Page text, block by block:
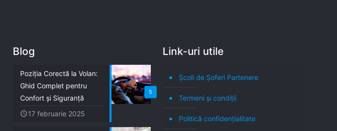
Blog
5
Poziția Corectă la Volan:
Ghid Complet pentru
Confort și Siguranță
17 februarie 2025
Link-uri utile
Școli de Șoferi Partenere
Termeni şi condiţii
Politică confidenţialitate